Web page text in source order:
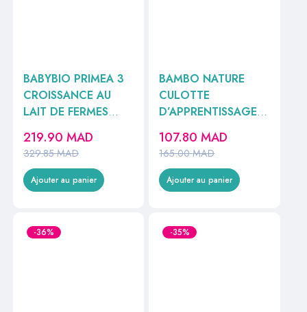
BABYBIO PRIMEA 3
CROISSANCE AU
LAIT DE FERMES
FRANCAISES DE
10MOIS -3
ANS800G
329.85MAD
219.90 MAD
Ajouter au panier
BAMBO NATURE
CULOTTE
D’APPRENTISSAGE
T5 12-18KG 19
UNITES
165.00MAD
107.80MAD
Ajouter au panier
-36% -35%